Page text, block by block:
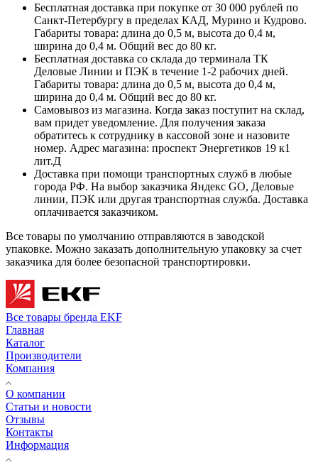
Бесплатная доставка при покупке от 30 000 рублей по
Санкт-Петербургу в пределах КАД, Мурино и Кудрово.
Габариты товара: длина до 0,5 м, высота до 0,4 м,
ширина до 0,4 м. Общий вес до 80 кг.
Бесплатная доставка со склада до терминала ТК
Деловые Линии и ПЭК в течение 1-2 рабочих дней.
Габариты товара: длина до 0,5 м, высота до 0,4 м,
ширина до 0,4 м. Общий вес до 80 кг.
Самовывоз из магазина. Когда заказ поступит на склад,
вам придет уведомление. Для получения заказа
обратитесь к сотруднику в кассовой зоне и назовите
номер. Адрес магазина: проспект Энергетиков 19 к1
лит.Д
Доставка при помощи транспортных служб в любые
города РФ. На выбор заказчика Яндекс GO, Деловые
линии, ПЭК или другая транспортная служба. Доставка
оплачивается заказчиком.
Все товары по умолчанию отправляются в заводской
упаковке. Можно заказать дополнительную упаковку за счет
заказчика для более безопасной транспортировки.
Все товары бренда EKF
Главная
Каталог
Производители
Компания
О компании
Статьи и новости
Отзывы
Контакты
Информация